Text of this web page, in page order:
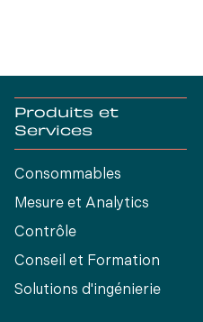
Produits et
Services
Consommables
Mesure et Analytics
Contrôle
Conseil et Formation
Solutions d'ingénierie